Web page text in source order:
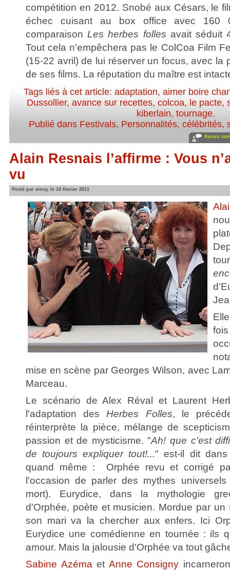
compétition en 2012. Snobé aux Césars, le
échec cuisant au box office avec 160
comparaisonLes herbes folles avait séduit
Tout cela n'empêchera pas le ColCoa Film
(15-22 avril) de lui réserver un focus, avec la
de ses films. La réputation du maître est
Tags liés à cet article:adaptation,aimer boire
Dussollier,avance sur recettes,colcoa, le pacte,
kiberlain,tournage.
Publié dans Festivals, Personnalités, célébrités,
Aucun
Alain Resnais l’affirme : Vous
vu
Posté par vincy, le 14 février 2011
mise en scène par Georges Wilson, avec
Marceau.
Le scénario de Alex Réval et Laurent
l'adaptation des Herbes Folles, le
réinterprète la pièce, mélange de
passion et de mysticisme. "Ah! que c'est
de toujours expliquer tout!..." est-il dit dans
quand même : Orphée revu et corrigé
l'occasion de parler des mythes
mort). Eurydice, dans la mythologie
d'Orphée, poète et musicien. Mordue par un
son mari va la chercher aux enfers. Ici
Eurydice une comédienne en tournée : ils
amour. Mais la jalousie d'Orphée va tout
Sabine Azéma et Anne Consigny